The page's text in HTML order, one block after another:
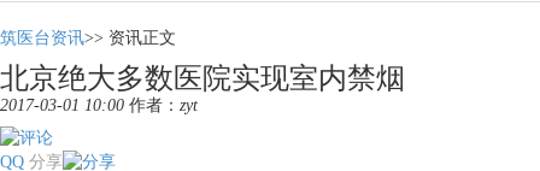
筑医台资讯>> 资讯正文
北京绝大多数医院实现室内禁烟
2017-03-01 10:00 作者： zyt
分享
QQ